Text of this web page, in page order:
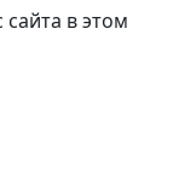
в этом